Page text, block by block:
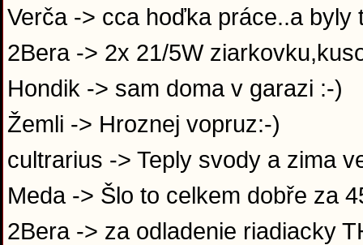
Verča -> cca hoďka práce..a
2Bera -> 2x 21/5W
Hondik -> sam doma v garazi :-)
Žemli -> Hroznej vopruz:-)
cultrarius -> Teply svody a zima
Meda -> Šlo to celkem dobře za
2Bera -> za odladenie riadiacky